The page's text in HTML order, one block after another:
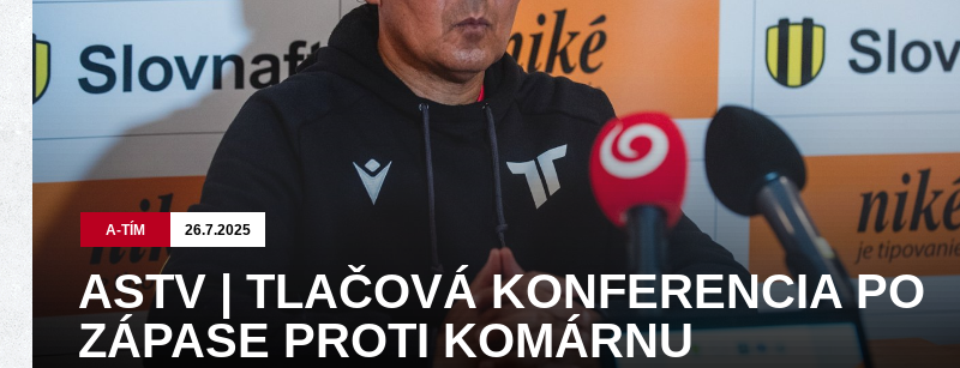
A-TÍM 26.7.2025
ASTV | TLAČOVÁ KONFERENCIA PO
ZÁPASE PROTI KOMÁRNU